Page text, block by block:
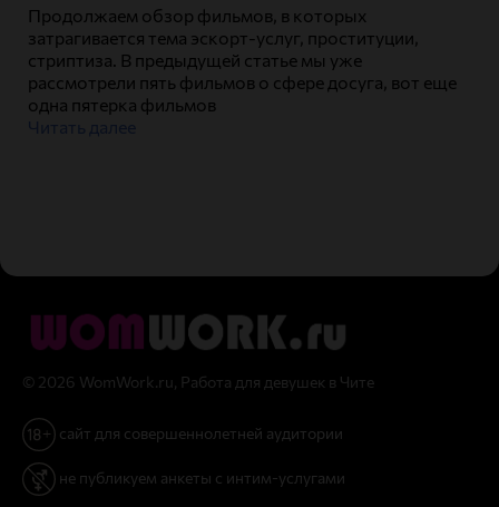
Продолжаем обзор фильмов, в которых
затрагивается тема эскорт-услуг, проституции,
стриптиза. В предыдущей статье мы уже
рассмотрели пять фильмов о сфере досуга, вот еще
одна пятерка фильмов
Читать далее
© 2026 WomWork.ru, Работа для девушек в Чите
сайт для совершеннолетней аудитории
не публикуем анкеты с интим-услугами